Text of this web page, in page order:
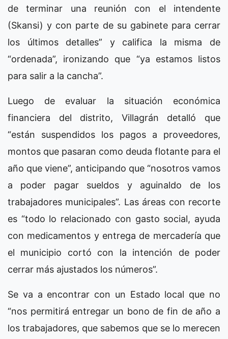
de terminar una reunión con el intendente
(Skansi) y con parte de su gabinete para cerrar
los últimos detalles” y califica la misma de
“ordenada”, ironizando que “ya estamos listos
para salir a la cancha”.
Luego de evaluar la situación económica
financiera del distrito, Villagrán detalló que
“están suspendidos los pagos a proveedores,
montos que pasaran como deuda flotante para el
año que viene”, anticipando que “nosotros vamos
a poder pagar sueldos y aguinaldo de los
trabajadores municipales”. Las áreas con recorte
es “todo lo relacionado con gasto social, ayuda
con medicamentos y entrega de mercadería que
el municipio cortó con la intención de poder
cerrar más ajustados los números”.
Se va a encontrar con un Estado local que no
“nos permitirá entregar un bono de fin de año a
los trabajadores, que sabemos que se lo merecen